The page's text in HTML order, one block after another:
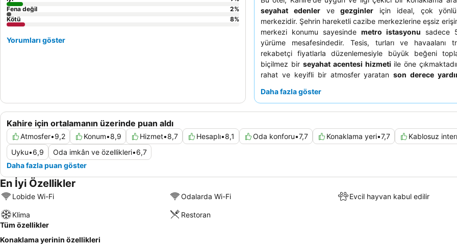
seyahat edenlervegezginler için ideal, çok
merkezidir. Şehrin hareketli cazibe merkezlerine eşsiz
merkezi konumu sayesinde metro istasyonu sadece
yürüme mesafesindedir. Tesis, turları ve havaalanı
rekabetçi fiyatlarla düzenlemesiyle büyük beğeni
biçilmez bir seyahat acentesi hizmeti ile öne
rahat ve keyifli bir atmosfer yaratanson derece
sokak gürültüsünü en aza indirmek amacıyla bahçeye
Daha fazla göster
Kahire için ortalamanın üzerinde puan aldı
Atmosfer•9,2 Konum•8,9 Hizmet•8,7 Hesaplı•8,1 Oda konforu•7,7 Konaklama yeri•7,7 Kablosuz
Uyku•6,9 Oda imkân ve özellikleri•6,7
Daha fazla puan göster
Fena değil
2%
Kötü
8%
Yorumları göster
En İyi Özellikler
Lobide Wi-Fi Odalarda Wi-Fi Evcil hayvan kabul edilir
Klima
Restoran
Tüm özellikler
Konaklama yerinin özellikleri